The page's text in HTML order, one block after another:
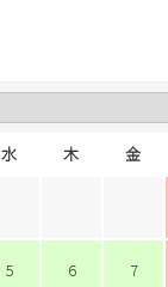
水 木 金
5 6 7